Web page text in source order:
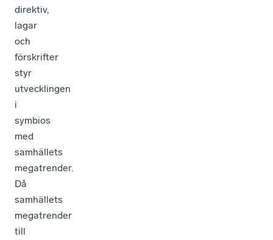
direktiv,
lagar
och
förskrifter
styr
utvecklingen
i
symbios
med
samhällets
megatrender.
Då
samhällets
megatrender
till